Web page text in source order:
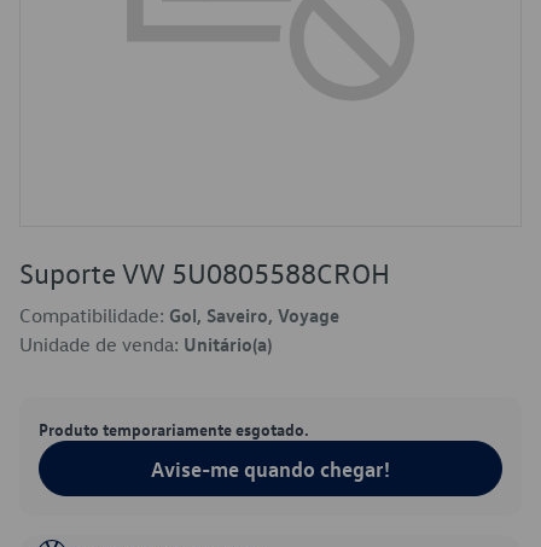
Suporte VW 5U0805588CROH
Compatibilidade: Gol, Saveiro, Voyage
Unidade de venda: Unitário(a)
Produto temporariamente esgotado.
Avise-me quando chegar!